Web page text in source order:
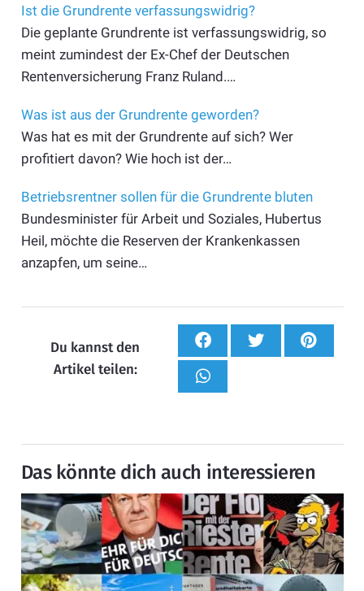
Ist die Grundrente verfassungswidrig?
Die geplante Grundrente ist verfassungswidrig, so
meint zumindest der Ex-Chef der Deutschen
Rentenversicherung Franz Ruland.…
Was ist aus der Grundrente geworden?
Was hat es mit der Grundrente auf sich? Wer
profitiert davon? Wie hoch ist der…
Betriebsrentner sollen für die Grundrente bluten
Bundesminister für Arbeit und Soziales, Hubertus
Heil, möchte die Reserven der Krankenkassen
anzapfen, um seine…
Du kannst den
Artikel teilen:
Das könnte dich auch interessieren